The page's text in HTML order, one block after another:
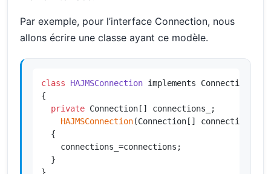
Par exemple, pour l’interface Connection, nous
allons écrire une classe ayant ce modèle.
class HAJMSConnection implements Connection
{
private Connection[] connections_;
HAJMSConnection(Connection[] connections)
  {
    connections_=connections;
  }